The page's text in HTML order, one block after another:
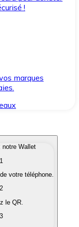
!
marques
intéressent
en monnaie
notre Wallet
1
votre téléphone.
2
le QR.
3